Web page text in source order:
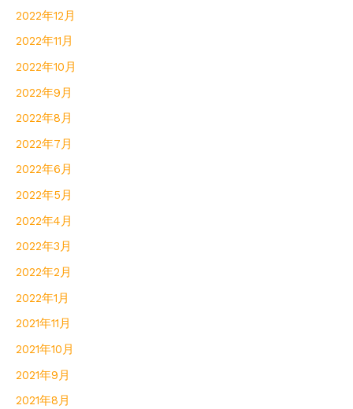
2022年12月
2022年11月
2022年10月
2022年9月
2022年8月
2022年7月
2022年6月
2022年5月
2022年4月
2022年3月
2022年2月
2022年1月
2021年11月
2021年10月
2021年9月
2021年8月